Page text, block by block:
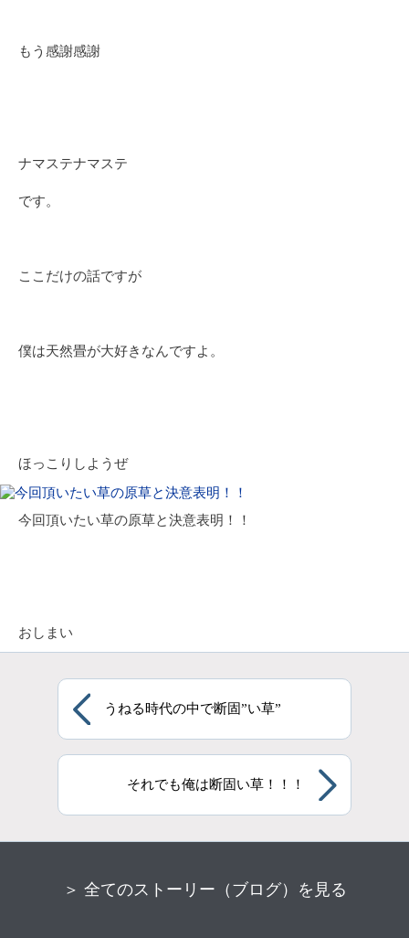
もう感謝感謝
ナマステナマステ
です。
ここだけの話ですが
僕は天然畳が大好きなんですよ。
ほっこりしようぜ
今回頂いたい草の原草と決意表明！！
おしまい
うねる時代の中で断固”い草”
それでも俺は断固い草！！！
＞ 全てのストーリー（ブログ）を見る